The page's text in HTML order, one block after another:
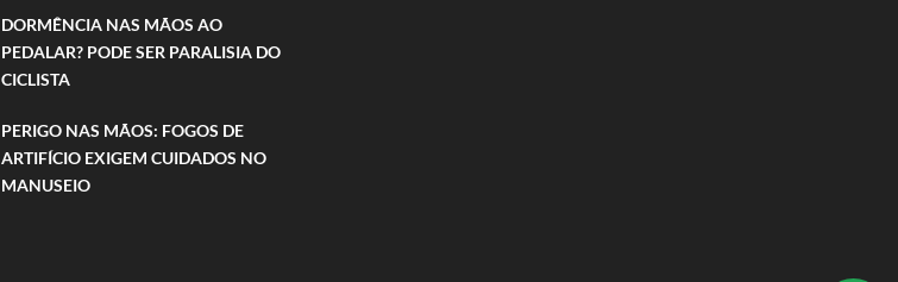
DORMÊNCIA NAS MÃOS AO
PEDALAR? PODE SER PARALISIA DO
CICLISTA
PERIGO NAS MÃOS: FOGOS DE
ARTIFÍCIO EXIGEM CUIDADOS NO
MANUSEIO